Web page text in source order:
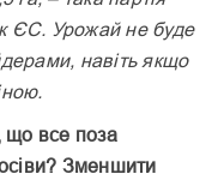
ЄС. Урожай не буде
навіть якщо
що все поза
Зменшити